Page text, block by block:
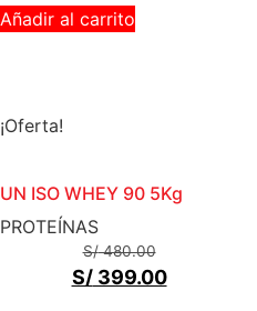
Añadir al carrito
¡Oferta!
UN ISO WHEY 90 5Kg
PROTEÍNAS
S/480.00
S/399.00